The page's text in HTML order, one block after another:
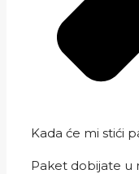
Kada će mi stići
Paket dobijate u